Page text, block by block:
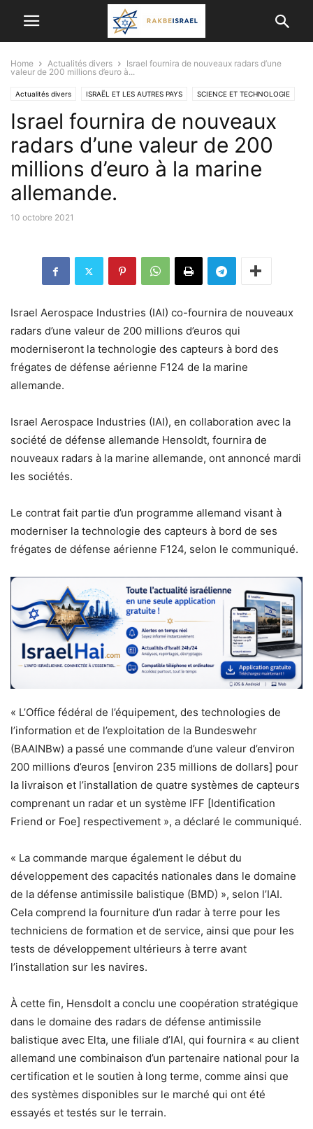
Home Actualités divers
Israel fournira de nouveaux radars d’une
valeur de 200 millions d’euro à...
Actualités divers ISRAËL ET LES AUTRES PAYS SCIENCE ET TECHNOLOGIE
Israel fournira de nouveaux
radars d’une valeur de 200
millions d’euro à la marine
allemande.
10 octobre 2021
Israel Aerospace Industries (IAI) co-fournira de nouveaux
radars d’une valeur de 200 millions d’euros qui
moderniseront la technologie des capteurs à bord des
frégates de défense aérienne F124 de la marine
allemande.
Israel Aerospace Industries (IAI), en collaboration avec la
société de défense allemande Hensoldt, fournira de
nouveaux radars à la marine allemande, ont annoncé mardi
les sociétés.
Le contrat fait partie d’un programme allemand visant à
moderniser la technologie des capteurs à bord de ses
frégates de défense aérienne F124, selon le communiqué.
« L’Office fédéral de l’équipement, des technologies de
l’information et de l’exploitation de la Bundeswehr
(BAAINBw) a passé une commande d’une valeur d’environ
200 millions d’euros [environ 235 millions de dollars] pour
la livraison et l’installation de quatre systèmes de capteurs
comprenant un radar et un système IFF [Identification
Friend or Foe] respectivement », a déclaré le communiqué.
« La commande marque également le début du
développement des capacités nationales dans le domaine
de la défense antimissile balistique (BMD) », selon l’IAI.
Cela comprend la fourniture d’un radar à terre pour les
techniciens de formation et de service, ainsi que pour les
tests de développement ultérieurs à terre avant
l’installation sur les navires.
À cette fin, Hensdolt a conclu une coopération stratégique
dans le domaine des radars de défense antimissile
balistique avec Elta, une filiale d’IAI, qui fournira « au client
allemand une combinaison d’un partenaire national pour la
certification et le soutien à long terme, comme ainsi que
des systèmes disponibles sur le marché qui ont été
essayés et testés sur le terrain.